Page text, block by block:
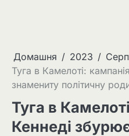
Домашня 2023
Туга в Камелоті:
знамениту політичну
Туга в
Кеннеді